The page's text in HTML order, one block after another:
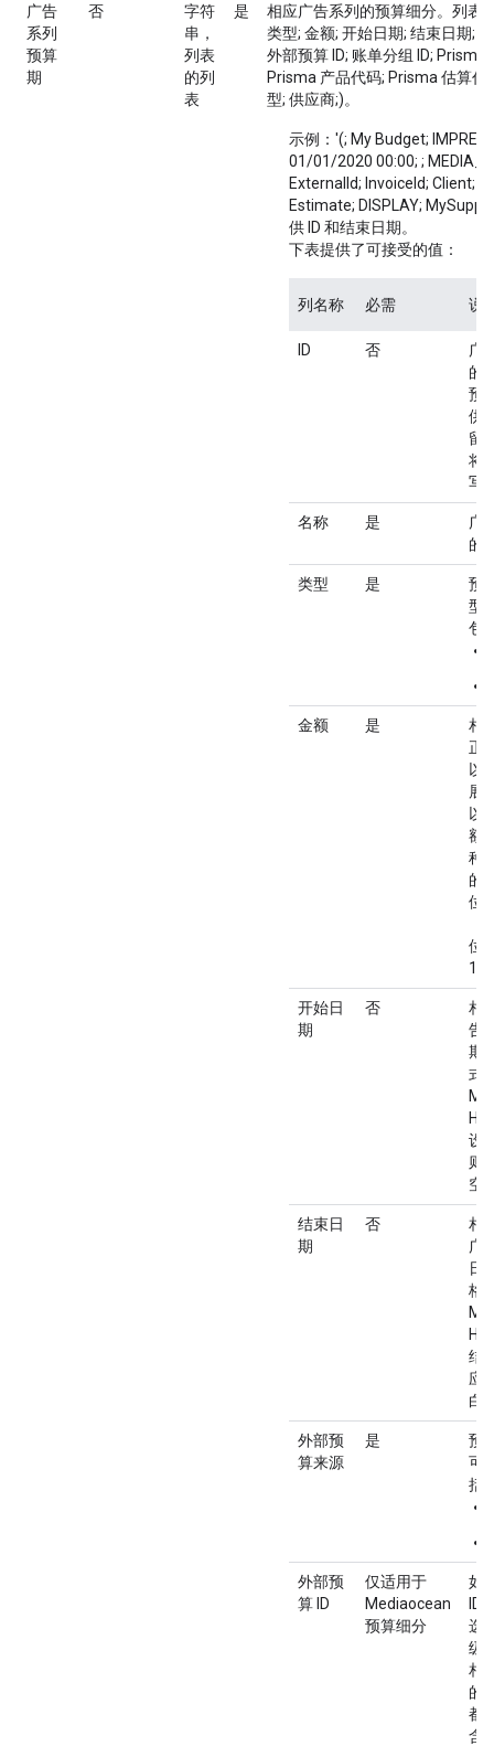
广告
系列
预算
期
否
字符
串，
列表
的列
表
是
相应广告系列的预算细分。列表
类型; 金额; 开始日期; 结束日期;
外部预算 ID; 账单分组 ID; Prisma
Prisma 产品代码; Prisma 估算代
型; 供应商;)。
示例：'(; My Budget;
01/01/2020 00:00; ;
ExternalId; InvoiceId; Client;
Estimate; DISPLAY;
供 ID 和结束日期。
下表提供了可接受的值：
列名称 必需 说
ID 否
广
的
预
供
留
将
写
名称 是
广
的
类型 是
预
型
包
金额 是
相
正
以
展
以
额
种
的
位
位
1/
开始日
期
否
相
告
期
式
设
则
空
结束日
期
否
相
广
日
格
结
应
白
外部预
算来源
是
预
可
括
外部预
算 ID
仅适用于
Mediaocean
预算细分
如
ID
选
级
相
的
都
含